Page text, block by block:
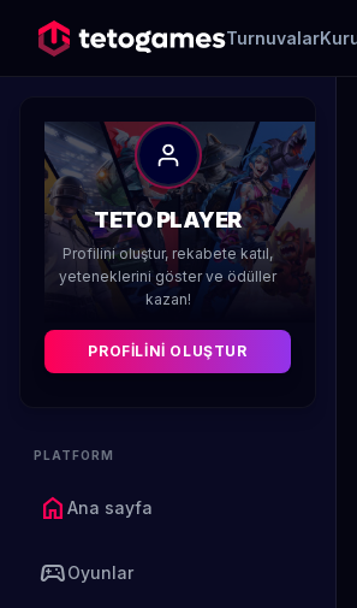
Turnuvalar
TETO PLAYER
Profilini oluştur, rekabete katıl,
yeteneklerini göster ve ödüller
kazan!
PROFILINI OLUŞTUR
PLATFORM
home Ana sayfa
sports_esportsOyunlar